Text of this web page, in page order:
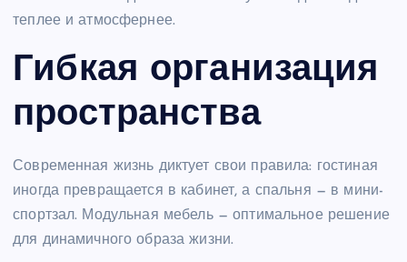
теплее и атмосфернее.
Гибкая организация
пространства
Современная жизнь диктует свои правила: гостиная
иногда превращается в кабинет, а спальня — в мини-
спортзал. Модульная мебель — оптимальное решение
для динамичного образа жизни.